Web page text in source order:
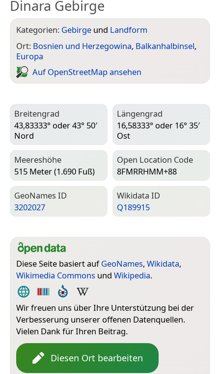
Dinara Gebirge
Kategorien: Gebirge und Landform
Ort: Bosnien und Herzegowina, Balkanhalbinsel,
Europa
Auf Open­Street­Map ansehen
Breitengrad
43,83333° oder 43° 50′
Nord
Längengrad
16,58333° oder 16° 35′
Ost
Meereshöhe
515 Meter (1.690 Fuß)
Open Location Code
8FMRRHMM+88
Geo­Names ID
3202027
Wiki­data ID
Q189915
Diese Seite basiert aufGeoNames, Wikidata,
Wikimedia Commons und Wikipedia.
Wir freuen uns über Ihre Unterstützung bei der
Verbesserung unserer offenen Datenquellen.
Vielen Dank für Ihren Beitrag.
Diesen Ort bearbeiten